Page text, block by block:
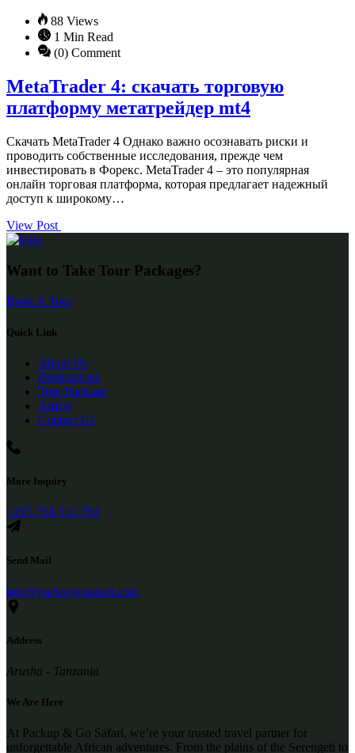
88 Views
1 Min Read
(0) Comment
MetaTrader 4: скачать торговую
платформу метатрейдер mt4
Скачать MetaTrader 4 Однако важно осознавать риски и
проводить собственные исследования, прежде чем
инвестировать в Форекс. MetaTrader 4 – это популярная
онлайн торговая платформа, которая предлагает надежный
доступ к широкому…
View Post
Want to Take Tour Packages?
Book A Tour
Quick Link
About Us
Destinations
Tour Package
Article
Contact Us
More Inquiry
+255 754 510 784
Send Mail
info@packupgosafari.com
Address
Arusha - Tanzania
We Are Here
At Packup & Go Safari, we’re your trusted travel partner for
unforgettable African adventures. From the plains of the Serengeti to